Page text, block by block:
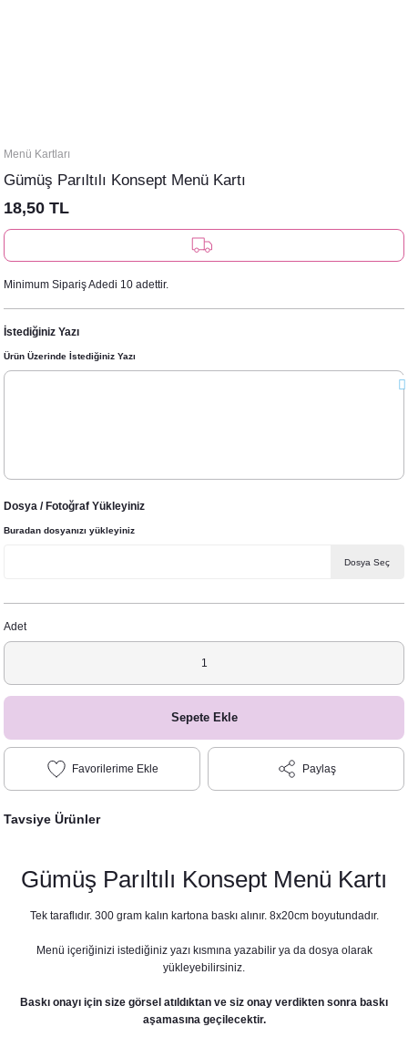
Menü Kartları
Gümüş Parıltılı Konsept Menü Kartı
18,50 TL
Minimum Sipariş Adedi 10 adettir.
İstediğiniz Yazı
Ürün Üzerinde İstediğiniz Yazı
Dosya / Fotoğraf Yükleyiniz
Buradan dosyanızı yükleyiniz
Dosya Seç
Adet
Sepete Ekle
Paylaş
Tavsiye Ürünler
Gümüş Parıltılı Konsept Menü Kartı
Tek taraflıdır. 300 gram kalın kartona baskı alınır. 8x20cm boyutundadır.
Menü içeriğinizi istediğiniz yazı kısmına yazabilir ya da dosya olarak
yükleyebilirsiniz.
Baskı onayı için size görsel atıldıktan ve siz onay verdikten sonra baskı
aşamasına geçilecektir.